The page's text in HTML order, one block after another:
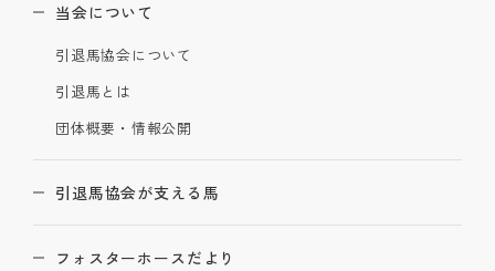
当会について
引退馬協会について
引退馬とは
団体概要・情報公開
引退馬協会が支える馬
フォスターホースだより